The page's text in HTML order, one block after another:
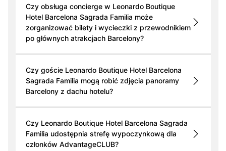
Czy obsługa concierge w Leonardo Boutique
Hotel Barcelona Sagrada Familia może
zorganizować bilety i wycieczki z przewodnikiem
po głównych atrakcjach Barcelony?
Czy goście Leonardo Boutique Hotel Barcelona
Sagrada Familia mogą robić zdjęcia panoramy
Barcelony z dachu hotelu?
Czy Leonardo Boutique Hotel Barcelona Sagrada
Familia udostępnia strefę wypoczynkową dla
członków AdvantageCLUB?